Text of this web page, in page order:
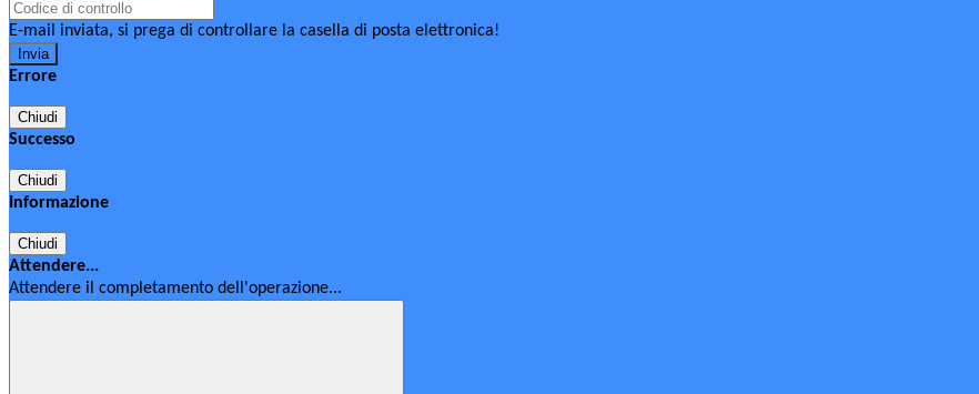
E-mail inviata, si prega di controllare la casella di posta elettronica!
Errore
Chiudi
Successo
Chiudi
Informazione
Chiudi
Attendere...
Attendere il completamento dell'operazione...